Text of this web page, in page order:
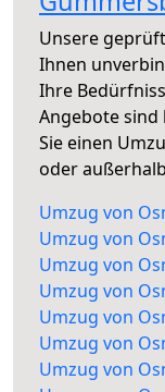
Unsere
Ihnen
Ihre
Angebote sind
Sie einen
oder
Umzug von
Umzug von
Umzug von
Umzug von
Umzug von
Umzug von
Umzug von